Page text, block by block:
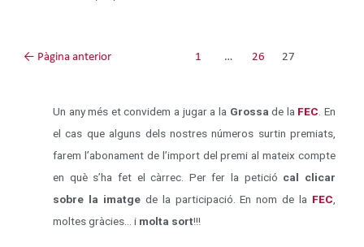
← Pàgina anterior 1 … 26 27
Un any més et convidem a jugar a la Grossa de la FEC . En
el cas que alguns dels nostres números surtin premiats,
farem l’abonament de l’import del premi al mateix compte
en què s’ha fet el càrrec. Per fer la petició cal clicar
sobre la imatgede la participació. En nom de la FEC
moltes gràcies… i molta sort!!!